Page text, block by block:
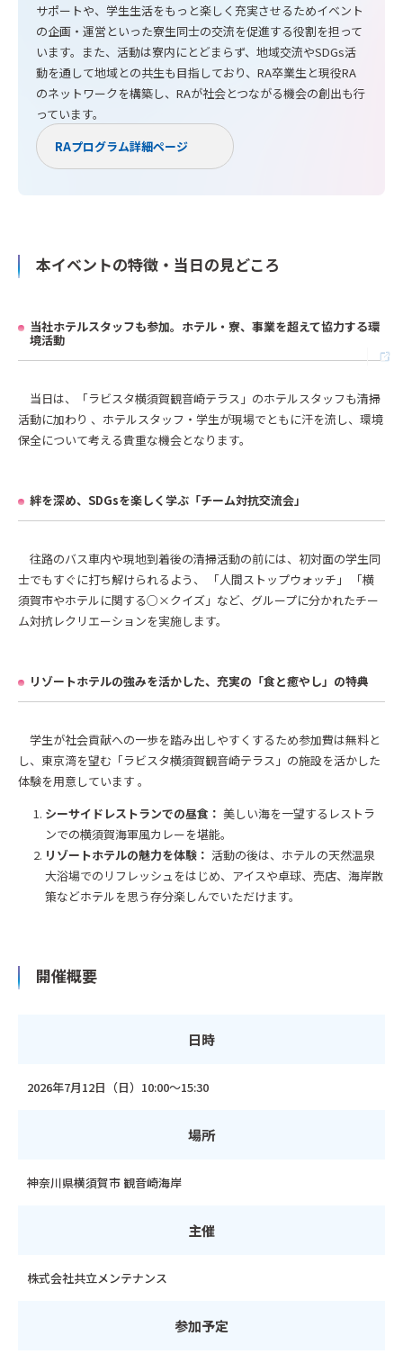
サポートや、学生生活をもっと楽しく充実させるためイベント
の企画・運営といった寮生同士の交流を促進する役割を担って
います。また、活動は寮内にとどまらず、地域交流やSDGs活
動を通して地域との共生も目指しており、RA卒業生と現役RA
のネットワークを構築し、RAが社会とつながる機会の創出も行
っています。
RAプログラム詳細ページ
本イベントの特徴・当日の見どころ
当社ホテルスタッフも参加。ホテル・寮、事業を超えて協力する環
境活動
当日は、「ラビスタ横須賀観音崎テラス」のホテルスタッフも清掃
活動に加わり 、ホテルスタッフ・学生が現場でともに汗を流し、環境
保全について考える貴重な機会となります。
絆を深め、SDGsを楽しく学ぶ「チーム対抗交流会」
往路のバス車内や現地到着後の清掃活動の前には、初対面の学生同
士でもすぐに打ち解けられるよう、 「人間ストップウォッチ」 「横
須賀市やホテルに関する○×クイズ」など、グループに分かれたチー
ム対抗レクリエーションを実施します。
リゾートホテルの強みを活かした、充実の「食と癒やし」の特典
学生が社会貢献への一歩を踏み出しやすくするため参加費は無料と
し、東京湾を望む「ラビスタ横須賀観音崎テラス」の施設を活かした
体験を用意しています 。
シーサイドレストランでの昼食： 美しい海を一望するレストラ
ンでの横須賀海軍風カレーを堪能。
リゾートホテルの魅力を体験： 活動の後は、ホテルの天然温泉
大浴場でのリフレッシュをはじめ、アイスや卓球、売店、海岸散
策などホテルを思う存分楽しんでいただけます。
開催概要
日時
2026年7月12日（日）10:00～15:30
場所
神奈川県横須賀市 観音崎海岸
主催
株式会社共立メンテナンス
参加予定